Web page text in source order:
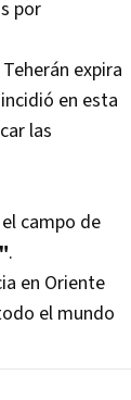
por
expira
en esta
las
campo de
.
en Oriente
el mundo